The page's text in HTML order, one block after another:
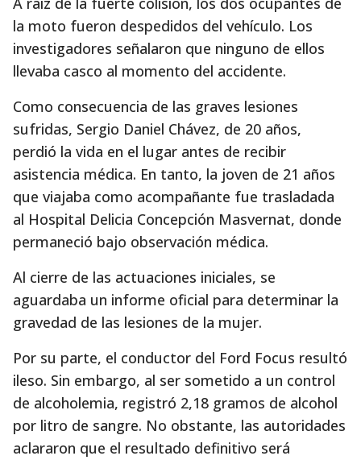
la moto fueron despedidos del vehículo. Los
investigadores señalaron que ninguno de ellos
llevaba casco al momento del accidente.
Como consecuencia de las graves lesiones
sufridas, Sergio Daniel Chávez, de 20 años,
perdió la vida en el lugar antes de recibir
asistencia médica. En tanto, la joven de 21 años
que viajaba como acompañante fue trasladada
al Hospital Delicia Concepción Masvernat, donde
permaneció bajo observación médica.
Al cierre de las actuaciones iniciales, se
aguardaba un informe oficial para determinar la
gravedad de las lesiones de la mujer.
Por su parte, el conductor del Ford Focus resultó
ileso. Sin embargo, al ser sometido a un control
de alcoholemia, registró 2,18 gramos de alcohol
por litro de sangre. No obstante, las autoridades
aclararon que el resultado definitivo será